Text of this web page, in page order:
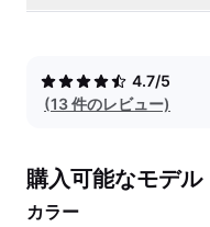
4.7/5
(13 件のレビュー)
購入可能なモデル
カラー